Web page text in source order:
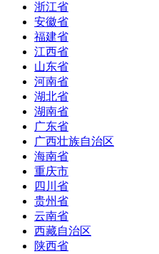
浙江省
安徽省
福建省
江西省
山东省
河南省
湖北省
湖南省
广东省
广西壮族自治区
海南省
重庆市
四川省
贵州省
云南省
西藏自治区
陕西省